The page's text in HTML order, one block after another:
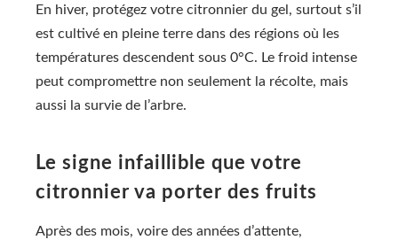
En hiver, protégez votre citronnier du gel, surtout s’il
est cultivé en pleine terre dans des régions où les
températures descendent sous 0°C. Le froid intense
peut compromettre non seulement la récolte, mais
aussi la survie de l’arbre.
Le signe infaillible que votre
citronnier va porter des fruits
Après des mois, voire des années d’attente,